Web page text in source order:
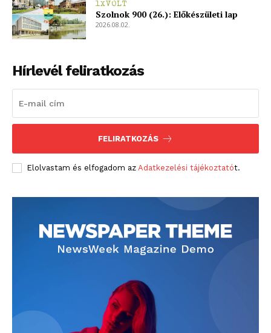
1XVOLT
Szolnok 900 (26.): Előkészületi lap
2026.08.02.
Hírlevél feliratkozás
FELIRATKOZÁS
Elolvastam és elfogadom az Adatkezelési tájékoztatót.